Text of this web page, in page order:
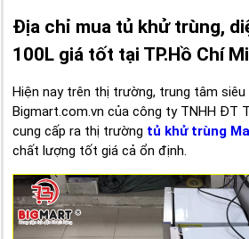
Địa chỉ mua tủ khử trùng,
100L giá tốt tại TP.Hồ Chí
Hiện nay trên thị trường, trung tâm
Bigmart.com.vn của công ty TNHH ĐT
cung cấp ra thị trường tủ khử trùng
chất lượng tốt giá cả ổn định.